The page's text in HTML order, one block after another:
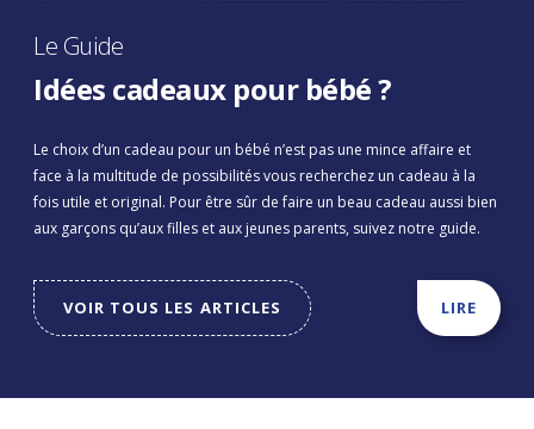
Le Guide
Idées cadeaux pour bébé ?
Le choix d’un cadeau pour un bébé n’est pas une mince affaire et
face à la multitude de possibilités vous recherchez un cadeau à la
fois utile et original. Pour être sûr de faire un beau cadeau aussi bien
aux garçons qu’aux filles et aux jeunes parents, suivez notre guide.
VOIR TOUS LES ARTICLES LIRE